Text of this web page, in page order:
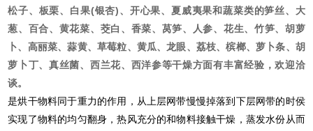
松子、板栗、白果(银杏)、开心果、夏威夷果和蔬菜类的笋丝、大
葱、百合、黄花菜、茭白、香菜、莴笋、人参、花生、竹笋、胡萝
卜、高丽菜、蒜黄、草莓粒、黄瓜、龙眼、荔枝、槟榔、萝卜条、胡
萝卜丁、真丝菌、西兰花、西洋参等干燥方面有丰富经验，欢迎洽
谈。
是烘干物料同于重力的作用，从上层网带慢慢掉落到下层网带的时侯
实现了物料的均匀翻身，热风充分的和物料接触干燥，蒸发水份从而